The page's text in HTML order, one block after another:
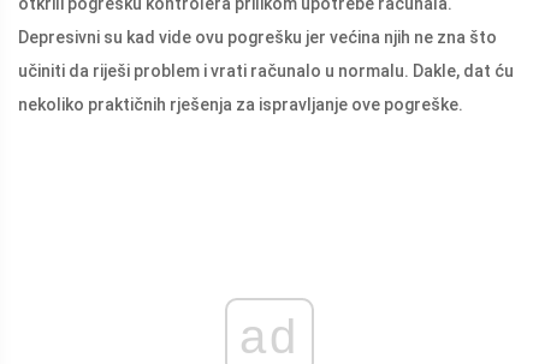
otkrili pogrešku kontrolera prilikom upotrebe računala.
Depresivni su kad vide ovu pogrešku jer većina njih ne zna što
učiniti da riješi problem i vrati računalo u normalu. Dakle, dat ću
nekoliko praktičnih rješenja za ispravljanje ove pogreške.
ad